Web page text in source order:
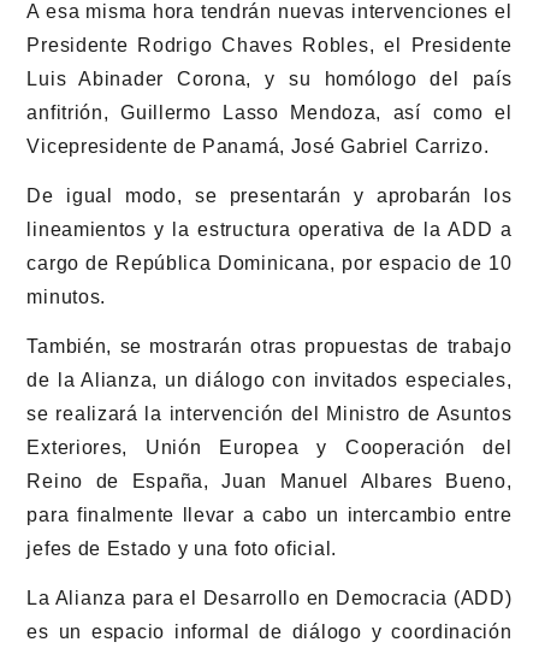
A esa misma hora tendrán nuevas intervenciones el
Presidente Rodrigo Chaves Robles, el Presidente
Luis Abinader Corona, y su homólogo del país
anfitrión, Guillermo Lasso Mendoza, así como el
Vicepresidente de Panamá, José Gabriel Carrizo.
De igual modo, se presentarán y aprobarán los
lineamientos y la estructura operativa de la ADD a
cargo de República Dominicana, por espacio de 10
minutos.
También, se mostrarán otras propuestas de trabajo
de la Alianza, un diálogo con invitados especiales,
se realizará la intervención del Ministro de Asuntos
Exteriores, Unión Europea y Cooperación del
Reino de España, Juan Manuel Albares Bueno,
para finalmente llevar a cabo un intercambio entre
jefes de Estado y una foto oficial.
La Alianza para el Desarrollo en Democracia (ADD)
es un espacio informal de diálogo y coordinación